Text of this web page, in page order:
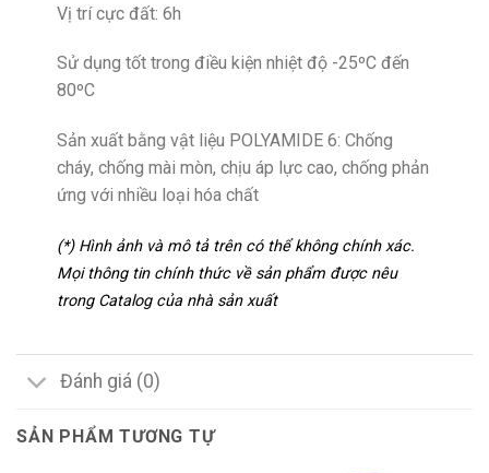
Vị trí cực đất: 6h
Sử dụng tốt trong điều kiện nhiệt độ -25ºC đến
80ºC
Sản xuất bằng vật liệu POLYAMIDE 6: Chống
cháy, chống mài mòn, chịu áp lực cao, chống phản
ứng với nhiều loại hóa chất
(*) Hình ảnh và mô tả trên có thể không chính xác.
Mọi thông tin chính thức về sản phẩm được nêu
trong Catalog của nhà sản xuất
Đánh giá (0)
SẢN PHẨM TƯƠNG TỰ